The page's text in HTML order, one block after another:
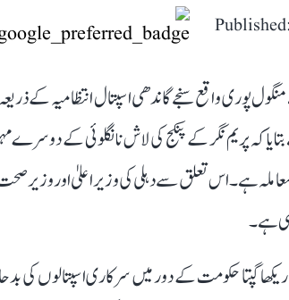
پوری واقع سنجے گاندھی اسپتال انتظامیہ کے
بتایا کہ پریم نگر کے پنکج کی لاش نانگلوئی کے
ہے۔ اس تعلق سے دہلی کی وزیر اعلیٰ اور وزیر
ہے۔
گپتا حکومت کے دور میں سرکاری اسپتالوں کی